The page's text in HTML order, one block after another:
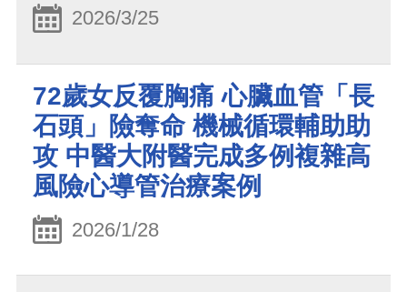
2026/3/25
72歲女反覆胸痛 心臟血管「長
石頭」險奪命 機械循環輔助助
攻 中醫大附醫完成多例複雜高
風險心導管治療案例
2026/1/28